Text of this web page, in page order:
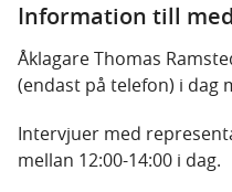
Information till
Åklagare Thomas
(endast på telefon) i dag
Intervjuer med
mellan 12:00-14:00 i dag.